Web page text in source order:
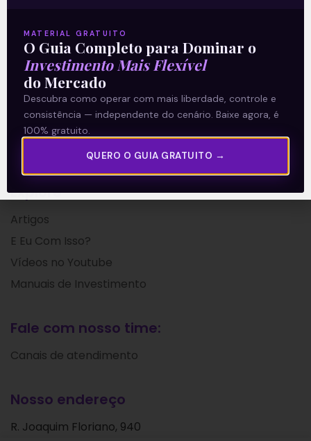
A Levante
Sobre nós
Termos e Condições
Política de Privacidade
Explore
Artigos
E Eu Com Isso?
Vídeos no Youtube
Manuais de Investimento
Fale com nosso time:
Canais de atendimento
Nosso endereço
R. Joaquim Floriano, 940
MATERIAL GRATUITO
O Guia Completo para Dominar o
Investimento Mais Flexível
do Mercado
Descubra como operar com mais liberdade, controle e
consistência — independente do cenário. Baixe agora, é
100% gratuito.
QUERO O GUIA GRATUITO →